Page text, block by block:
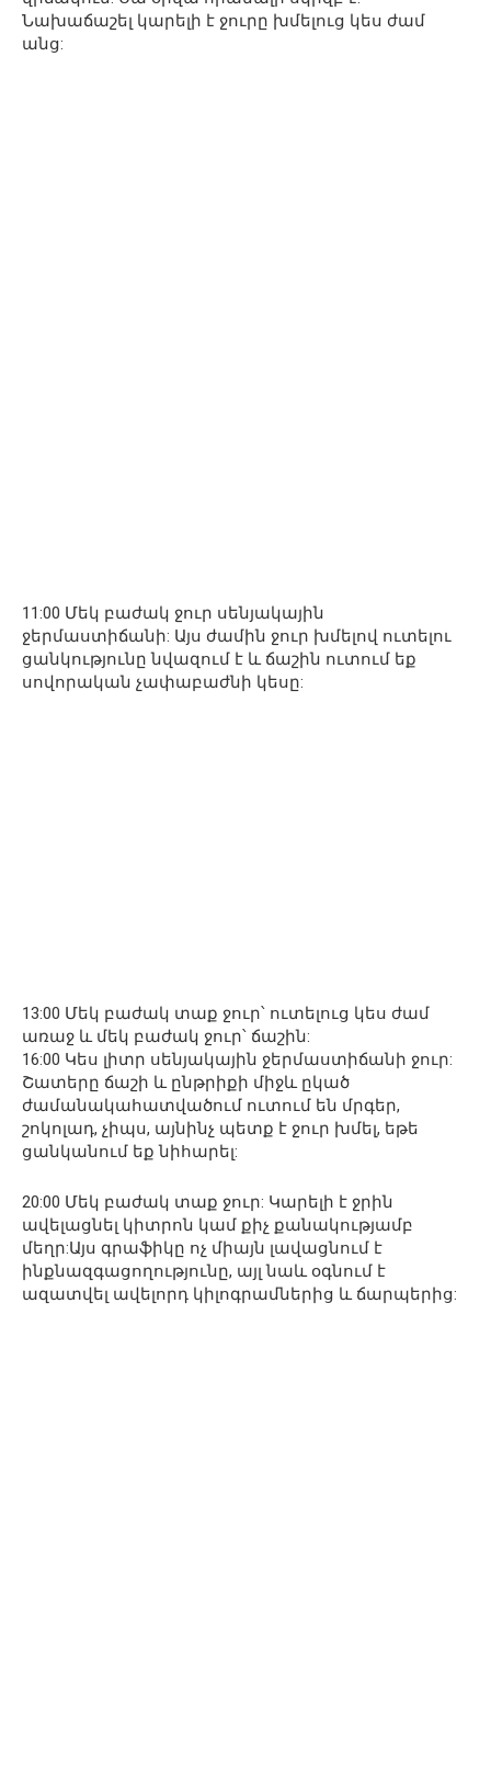
Նախաճաշել կարելի է ջուրը խմելուց կես ժամ
անց:
11:00 Մեկ բաժակ ջուր սենյակային
ջերմաստիճանի: Այս ժամին ջուր խմելով ուտելու
ցանկությունը նվազում է և ճաշին ուտում եք
սովորական չափաբաժնի կեսը:
13:00 Մեկ բաժակ տաք ջուր՝ ուտելուց կես ժամ
առաջ և մեկ բաժակ ջուր՝ ճաշին:
16:00 Կես լիտր սենյակային ջերմաստիճանի ջուր:
Շատերը ճաշի և ընթրիքի միջև ըկած
ժամանակահատվածում ուտում են մրգեր,
շոկոլադ, չիպս, այնինչ պետք է ջուր խմել, եթե
ցանկանում եք նիհարել:
20:00 Մեկ բաժակ տաք ջուր: Կարելի է ջրին
ավելացնել կիտրոն կամ քիչ քանակությամբ
մեղր:Այս գրաֆիկը ոչ միայն լավացնում է
ինքնազգացողությունը, այլ նաև օգնում է
ազատվել ավելորդ կիլոգրամներից և ճարպերից: